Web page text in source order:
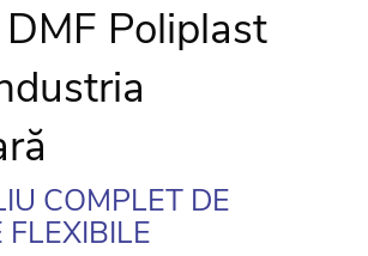
Poliplast
COMPLET DE